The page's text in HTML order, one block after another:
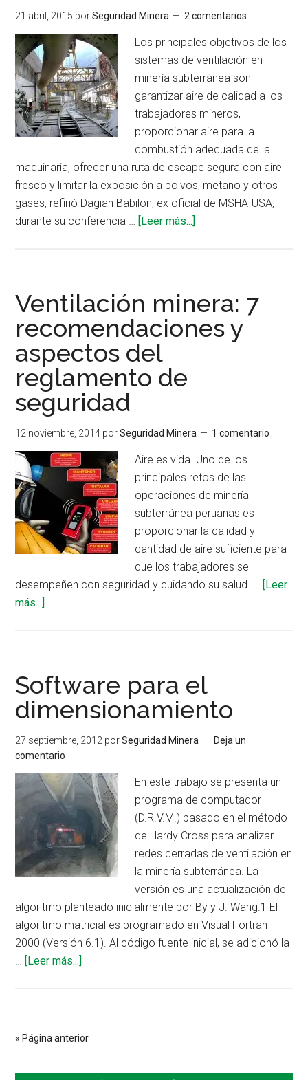
túneles
subterráneos
21 abril, 2015 porSeguridad Minera 2 comentarios
Los principales objetivos de los
sistemas de ventilación en
minería subterránea son
garantizar aire de calidad a los
trabajadores mineros,
proporcionar aire para la
combustión adecuada de la
maquinaria, ofrecer una ruta de escape segura con aire
fresco y limitar la exposición a polvos, metano y otros
gases, refirió Dagian Babilon, ex oficial de MSHA-USA,
durante su conferencia … [Leer más...]
mecanizadas:
un
minera
Ventilación minera: 7
recomendaciones y
aspectos del
reglamento de
seguridad
12 noviembre, 2014 porSeguridad Minera 1 comentario
Aire es vida. Uno de los
principales retos de las
operaciones de minería
subterránea peruanas es
proporcionar la calidad y
cantidad de aire suficiente para
que los trabajadores se
desempeñen con seguridad y cuidando su salud. … [Leer
más...]
7
recomendaciones
y
del
reglamento
de
seguridad
Software para el
dimensionamiento
27 septiembre, 2012 porSeguridad Minera
Deja un
comentario
En este trabajo se presenta un
programa de computador
(D.R.V.M.) basado en el método
de Hardy Cross para analizar
redes cerradas de ventilación en
la minería subterránea. La
versión es una actualización del
algoritmo planteado inicialmente por By y J. Wang.1 El
algoritmo matricial es programado en Visual Fortran
2000 (Versión 6.1). Al código fuente inicial, se adicionó la
… [Leer más...]
« Página anterior